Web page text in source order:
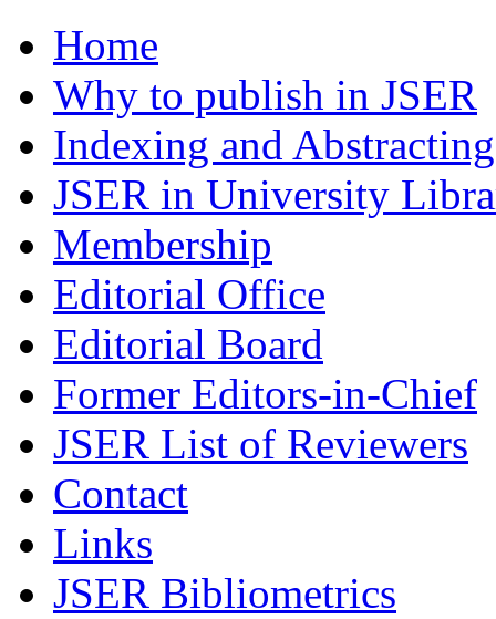
Home
Why to publish in JSER
Indexing and Abstracting
JSER in University
Membership
Editorial Office
Editorial Board
Former Editors-in-Chief
JSER List of Reviewers
Contact
Links
JSER Bibliometrics